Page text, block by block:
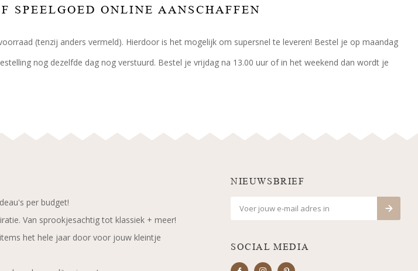
SPEELGOED ONLINE AANSCHAFFEN
(tenzij anders vermeld). Hierdoor is het mogelijk om supersnel te leveren! Bestel je op maandag
nog dezelfde dag nog verstuurd. Bestel je vrijdag na 13.00 uur of in het weekend dan wordt je
per budget!
Van sprookjesachtig tot klassiek + meer!
het hele jaar door voor jouw kleintje
NIEUWSBRIEF
SOCIAL MEDIA